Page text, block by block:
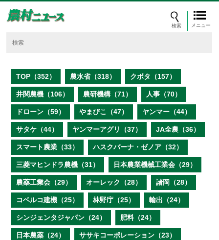
メニュー
TOP（352） 農水省（318） クボタ（157）
井関農機（106） 農研機構（71） 人事（70）
ドローン（59） やまびこ（47） ヤンマー（44）
サタケ（44） ヤンマーアグリ（37） JA全農（36）
スマート農業（33） ハスクバーナ・ゼノア（32）
三菱マヒンドラ農機（31） 日本農業機械工業会（29）
農薬工業会（29） オーレック（28） 諸岡（28）
コベルコ建機（25） 林野庁（25） 輸出（24）
シンジェンタジャパン（24） 肥料（24）
日本農薬（24） ササキコーポレーション（23）